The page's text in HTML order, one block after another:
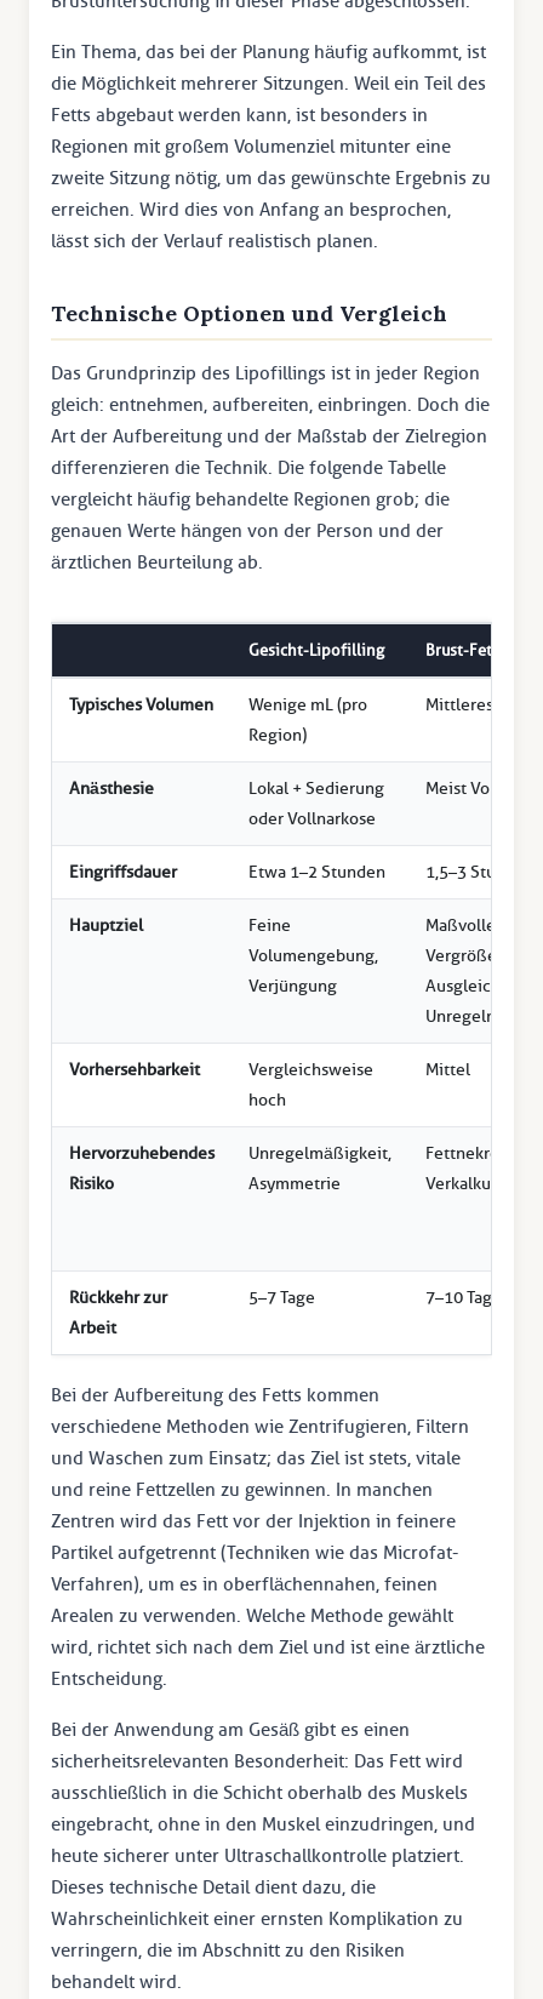
Ein Thema, das bei der Planung häufig aufkommt, ist
die Möglichkeit mehrerer Sitzungen. Weil ein Teil des
Fetts abgebaut werden kann, ist besonders in
Regionen mit großem Volumenziel mitunter eine
zweite Sitzung nötig, um das gewünschte Ergebnis zu
erreichen. Wird dies von Anfang an besprochen,
lässt sich der Verlauf realistisch planen.
Technische Optionen und Vergleich
Das Grundprinzip des Lipofillings ist in jeder Region
gleich: entnehmen, aufbereiten, einbringen. Doch die
Art der Aufbereitung und der Maßstab der Zielregion
differenzieren die Technik. Die folgende Tabelle
vergleicht häufig behandelte Regionen grob; die
genauen Werte hängen von der Person und der
ärztlichen Beurteilung ab.
Gesicht-Lipofilling Brust-
Typisches Volumen
Wenige mL (pro
Region)
Mittleres
Anästhesie
Lokal + Sedierung
oder Vollnarkose
Meist
Eingriffsdauer Etwa 1–2 Stunden 1,5–3 Stunden
Hauptziel
Feine
Volumengebung,
Verjüngung
Maßvolle
Vergrößerung,
Ausgleich von
Vorhersehbarkeit
Vergleichsweise
hoch
Mittel
Hervorzuhebendes
Risiko
Unregelmäßigkeit,
Asymmetrie
Fettnekrose,
Verkalkung
Rückkehr zur
Arbeit
5–7 Tage 7–10 Tage
Bei der Aufbereitung des Fetts kommen
verschiedene Methoden wie Zentrifugieren, Filtern
und Waschen zum Einsatz; das Ziel ist stets, vitale
und reine Fettzellen zu gewinnen. In manchen
Zentren wird das Fett vor der Injektion in feinere
Partikel aufgetrennt (Techniken wie das Microfat-
Verfahren), um es in oberflächennahen, feinen
Arealen zu verwenden. Welche Methode gewählt
wird, richtet sich nach dem Ziel und ist eine ärztliche
Entscheidung.
Bei der Anwendung am Gesäß gibt es einen
sicherheitsrelevanten Besonderheit: Das Fett wird
ausschließlich in die Schicht oberhalb des Muskels
eingebracht, ohne in den Muskel einzudringen, und
heute sicherer unter Ultraschallkontrolle platziert.
Dieses technische Detail dient dazu, die
Wahrscheinlichkeit einer ernsten Komplikation zu
verringern, die im Abschnitt zu den Risiken
behandelt wird.